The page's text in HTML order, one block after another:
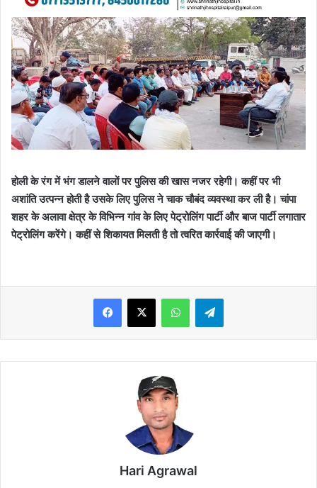
होली के रंग में भंग डालने वालों पर पुलिस की खास नजर रहेगी। कहीं पर भी
अशांति उत्पन्न होती है उसके लिए पुलिस ने चाक चौबंद व्यवस्था कर ली है। चांपा
शहर के अलावा क्षेत्र के विभिन्न गांव के लिए पेट्रोलिंग पार्टी और बाज पार्टी लगातार
पेट्रोलिंग करेंगे। कहीं से शिकायत मिलती है तो त्वरित कार्रवाई की जाएगी।
WhatsAppTelegram
Hari Agrawal